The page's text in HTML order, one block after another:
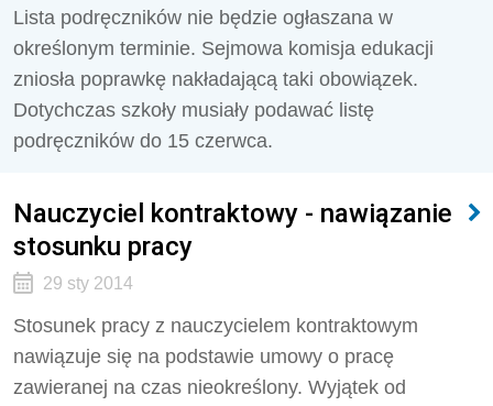
Lista podręczników nie będzie ogłaszana w
określonym terminie. Sejmowa komisja edukacji
zniosła poprawkę nakładającą taki obowiązek.
Dotychczas szkoły musiały podawać listę
podręczników do 15 czerwca.
Nauczyciel kontraktowy - nawiązanie
stosunku pracy
29 sty 2014
Stosunek pracy z nauczycielem kontraktowym
nawiązuje się na podstawie umowy o pracę
zawieranej na czas nieokreślony. Wyjątek od